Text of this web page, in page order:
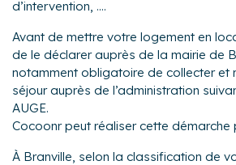
d’intervention, ....
Avant de mettre votre logement en
de le déclarer auprès de la mairie de
notamment obligatoire de collecter et
séjour auprès de l’administration
AUGE.
Cocoonr peut réaliser cette démarche
À Branville, selon la classification de